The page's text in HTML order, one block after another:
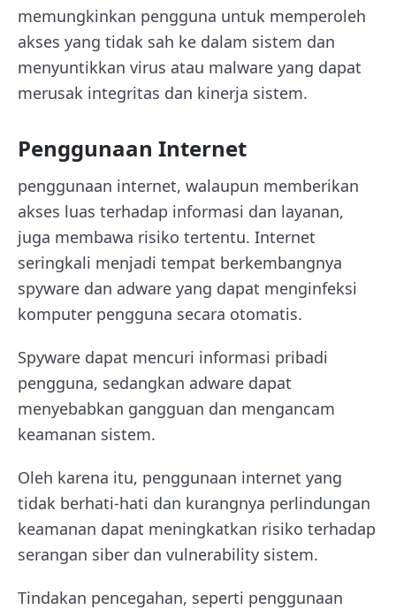
memungkinkan pengguna untuk memperoleh
akses yang tidak sah ke dalam sistem dan
menyuntikkan virus atau malware yang dapat
merusak integritas dan kinerja sistem.
Penggunaan Internet
penggunaan internet, walaupun memberikan
akses luas terhadap informasi dan layanan,
juga membawa risiko tertentu. Internet
seringkali menjadi tempat berkembangnya
spyware dan adware yang dapat menginfeksi
komputer pengguna secara otomatis.
Spyware dapat mencuri informasi pribadi
pengguna, sedangkan adware dapat
menyebabkan gangguan dan mengancam
keamanan sistem.
Oleh karena itu, penggunaan internet yang
tidak berhati-hati dan kurangnya perlindungan
keamanan dapat meningkatkan risiko terhadap
serangan siber dan vulnerability sistem.
Tindakan pencegahan, seperti penggunaan